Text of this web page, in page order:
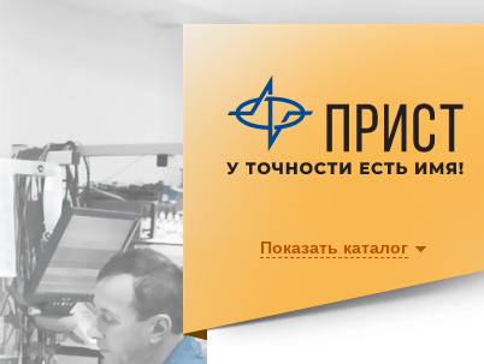
Показать каталог